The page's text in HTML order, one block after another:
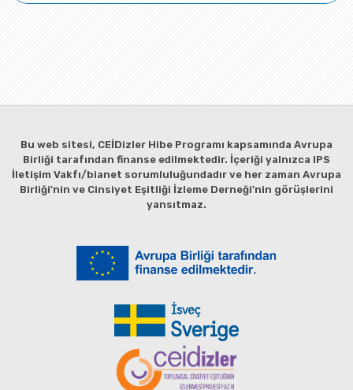
Bu web sitesi, CEİDizler Hibe Programı kapsamında Avrupa
Birliği tarafından finanse edilmektedir. İçeriği yalnızca IPS
İletişim Vakfı/bianet sorumluluğundadır ve her zaman Avrupa
Birliği'nin ve Cinsiyet Eşitliği İzleme Derneği'nin görüşlerini
yansıtmaz.